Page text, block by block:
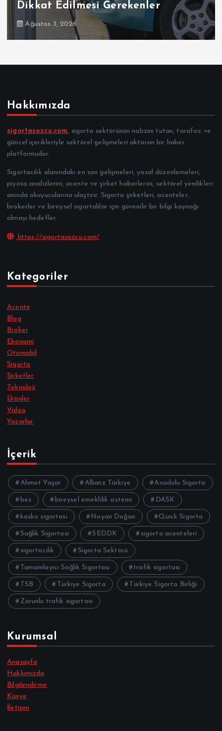
Gerekenler
Dikkat
Temmuz 30,
Hakkımızda
sigortasozcu.com, sigorta sektörünün nabzını tutan, tarafsız ve
güncel içerikleriyle sektörel gelişmeleri aktaran bir haber
platformudur.
Sigortacılık alanındaki en son gelişmeleri, yasal düzenlemeleri,
piyasa analizlerini, acente ve şirket haberlerini, sektörel yenilikleri
anında okuyucularına ulaştırır. Sigorta şirketleri, acenteler,
brokerler ve bireysel sigortalılar için güvenilir bir bilgi kaynağı
olmayı hedefler.
https://sigortasozcu.com/
Kategoriler
Acente
Blog
Broker
Ekonomi
Otomobil
Sigorta
Şirketler
Teknoloji
Ürünler
Video
Yazarlar
İçerik
Ahmet Yaşar Allianz Türkiye Anadolu Sigorta
bes bireysel emeklilik sistemi DASK
kasko sigortası Noyan Doğan Quick Sigorta
Sağlık Sigortası SEDDK sigorta acenteleri
sigortacılık Sigorta Sektörü
Tamamlayıcı Sağlık Sigortası trafik sigortası
TSB Türkiye Sigorta Türkiye Sigorta Birliği
Zorunlu trafik sigortası
Kurumsal
Anasayfa
Hakkımızda
Bilgilendirme
Künye
İletişim